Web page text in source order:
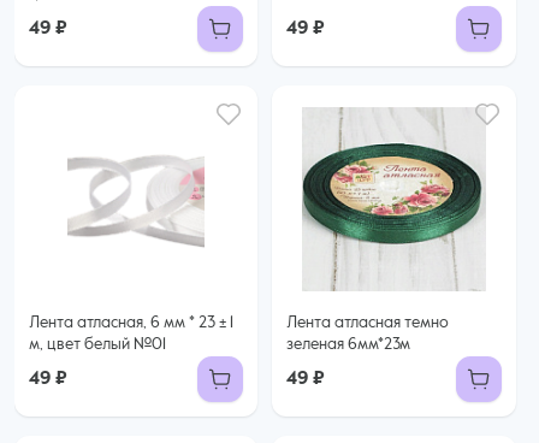
49 ₽ 49 ₽
Лента атласная, 6 мм * 23 ± 1
м, цвет белый №01
49 ₽
Лента атласная темно
зеленая 6мм*23м
49 ₽